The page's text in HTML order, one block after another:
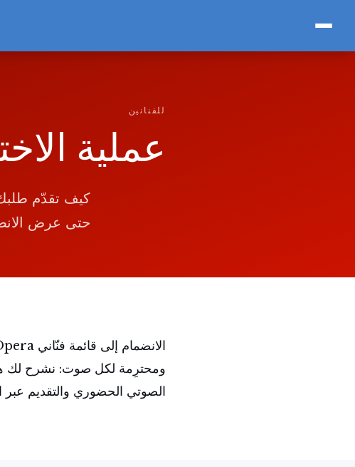
للفنانين
عملية
حتى عرض
ومحترِمة لكل صوت: نشرح لك هنا
الصوتي الحضوري والتقديم عبر